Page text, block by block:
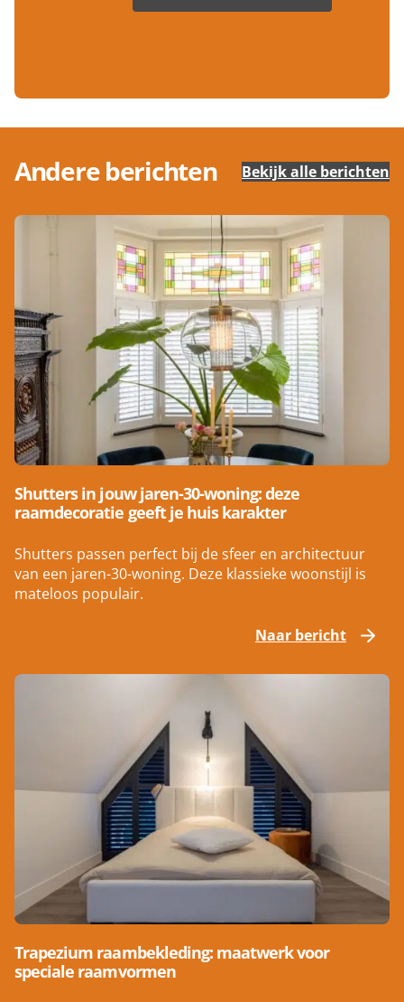
Andere berichten Bekijk alle berichten
Shutters in jouw jaren-30-woning: deze
raamdecoratie geeft je huis karakter
Shutters passen perfect bij de sfeer en architectuur
van een jaren-30-woning. Deze klassieke woonstijl is
mateloos populair.
Naar bericht
Trapezium raambekleding: maatwerk voor
speciale raamvormen